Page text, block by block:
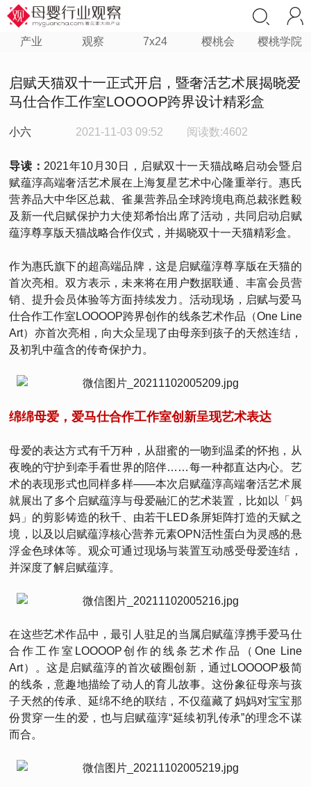
产业 观察 7x24 樱桃会 樱桃学院
启赋天猫双十一正式开启，暨奢活艺术展揭晓爱
马仕合作工作室LOOOOP跨界设计精彩盒
小六 2021-11-03 09:52 阅读数:4602
导读： 2021年10月30日，启赋双十一天猫战略启动会暨启
赋蕴淳高端奢活艺术展在上海复星艺术中心隆重举行。惠氏
营养品大中华区总裁、雀巢营养品全球跨境电商总裁张甦毅
及新一代启赋保护力大使郑希怡出席了活动，共同启动启赋
蕴淳尊享版天猫战略合作仪式，并揭晓双十一天猫精彩盒。
作为惠氏旗下的超高端品牌，这是启赋蕴淳尊享版在天猫的
首次亮相。双方表示，未来将在用户数据联通、丰富会员营
销、提升会员体验等方面持续发力。活动现场，启赋与爱马
仕合作工作室LOOOOP跨界创作的线条艺术作品（One Line
Art）亦首次亮相，向大众呈现了由母亲到孩子的天然连结，
及初乳中蕴含的传奇保护力。
绵绵母爱，爱马仕合作工作室创新呈现艺术表达
母爱的表达方式有千万种，从甜蜜的一吻到温柔的怀抱，从
夜晚的守护到牵手看世界的陪伴……每一种都直达内心。艺
术的表现形式也同样多样——本次启赋蕴淳高端奢活艺术展
就展出了多个启赋蕴淳与母爱融汇的艺术装置，比如以「妈
妈」的剪影铸造的秋千、由若干LED条屏矩阵打造的天赋之
境，以及以启赋蕴淳核心营养元素OPN活性蛋白为灵感的悬
浮金色球体等。观众可通过现场与装置互动感受母爱连结，
并深度了解启赋蕴淳。
在这些艺术作品中，最引人驻足的当属启赋蕴淳携手爱马仕
合作工作室LOOOOP创作的线条艺术作品（One Line
Art）。这是启赋蕴淳的首次破圈创新，通过LOOOOP极简
的线条，意趣地描绘了动人的育儿故事。这份象征母亲与孩
子天然的传承、延绵不绝的联结，不仅蕴藏了妈妈对宝宝那
份贯穿一生的爱，也与启赋蕴淳“延续初乳传承”的理念不谋
而合。